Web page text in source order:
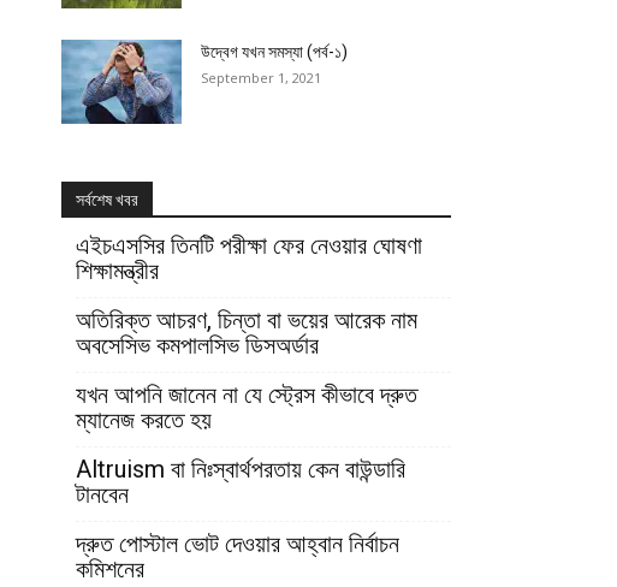
উদ্বেগ যখন সমস্যা (পর্ব-১)
September 1, 2021
সর্বশেষ খবর
এইচএসসির তিনটি পরীক্ষা ফের নেওয়ার ঘোষণা
শিক্ষামন্ত্রীর
অতিরিক্ত আচরণ, চিন্তা বা ভয়ের আরেক নাম
অবসেসিভ কমপালসিভ ডিসঅর্ডার
যখন আপনি জানেন না যে স্ট্রেস কীভাবে দ্রুত
ম্যানেজ করতে হয়
Altruism বা নিঃস্বার্থপরতায় কেন বাউন্ডারি
টানবেন
দ্রুত পোস্টাল ভোট দেওয়ার আহ্বান নির্বাচন
কমিশনের